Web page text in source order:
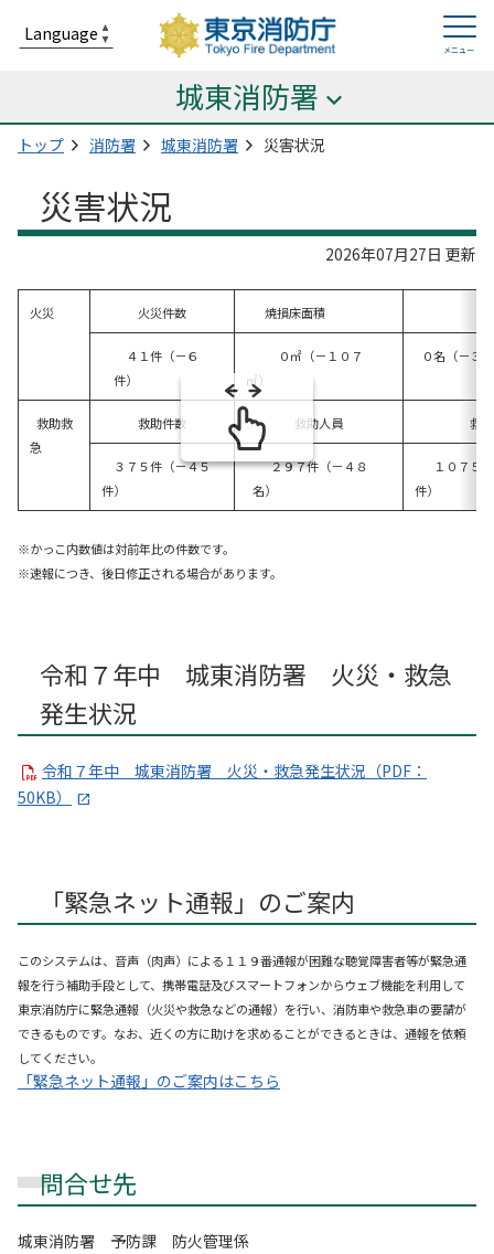
城東消防署
トップ 消防署 城東消防署 災害状況
災害状況
2026年07月27日 更新
火災 火災件数 焼損床面積
４１件（－６
件）
０㎡（－１０７
㎡）
０名（
救助救
急
救助件数 救助人員 救
３７５件（－４５
件）
２９７件（－４８
名）
１０７５
※かっこ内数値は対前年比の件数です。
※速報につき、後日修正される場合があります。
令和７年中 城東消防署 火災・救急
発生状況
令和７年中 城東消防署 火災・救急発生状況（PDF：
50KB）
「緊急ネット通報」のご案内
このシステムは、音声（肉声）による１１９番通報が困難な聴覚障害者等が緊急通
報を行う補助手段として、携帯電話及びスマートフォンからウェブ機能を利用して
東京消防庁に緊急通報（火災や救急などの通報）を行い、消防車や救急車の要請が
できるものです。なお、近くの方に助けを求めることができるときは、通報を依頼
してください。
「緊急ネット通報」のご案内はこちら
問合せ先
城東消防署 予防課 防火管理係